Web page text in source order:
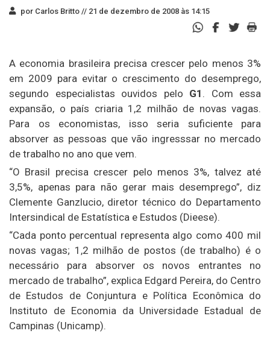
por Carlos Britto // 21 de dezembro de 2008 às 14:15
A economia brasileira precisa crescer pelo menos 3%
em 2009 para evitar o crescimento do desemprego,
segundo especialistas ouvidos pelo G1 . Com essa
expansão, o país criaria 1,2 milhão de novas vagas.
Para os economistas, isso seria suficiente para
absorver as pessoas que vão ingresssar no mercado
de trabalho no ano que vem.
“O Brasil precisa crescer pelo menos 3%, talvez até
3,5%, apenas para não gerar mais desemprego”, diz
Clemente Ganzlucio, diretor técnico do Departamento
Intersindical de Estatística e Estudos (Dieese).
“Cada ponto percentual representa algo como 400 mil
novas vagas; 1,2 milhão de postos (de trabalho) é o
necessário para absorver os novos entrantes no
mercado de trabalho”, explica Edgard Pereira, do Centro
de Estudos de Conjuntura e Política Econômica do
Instituto de Economia da Universidade Estadual de
Campinas (Unicamp).